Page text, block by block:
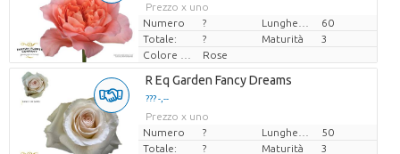
Prezzo x uno
Numero
?
60
Totale:
? Maturità
3
Rose
R Eq Garden Fancy Dreams
??? -,--
Prezzo x uno
Numero
?
50
Totale:
? Maturità
3